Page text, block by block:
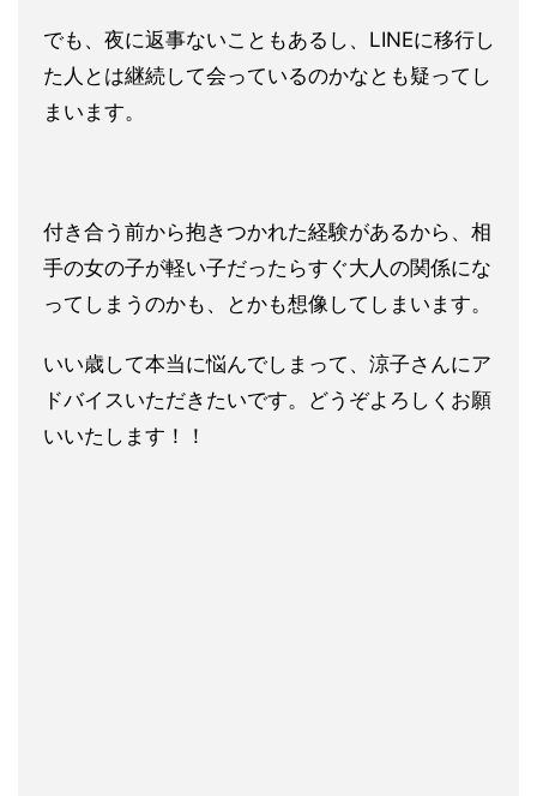
でも、夜に返事ないこともあるし、LINEに移行し
た人とは継続して会っているのかなとも疑ってし
まいます。
付き合う前から抱きつかれた経験があるから、相
手の女の子が軽い子だったらすぐ大人の関係にな
ってしまうのかも、とかも想像してしまいます。
いい歳して本当に悩んでしまって、涼子さんにア
ドバイスいただきたいです。どうぞよろしくお願
いいたします！！